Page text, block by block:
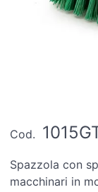
Cod.
Spazzola con
macchinari in